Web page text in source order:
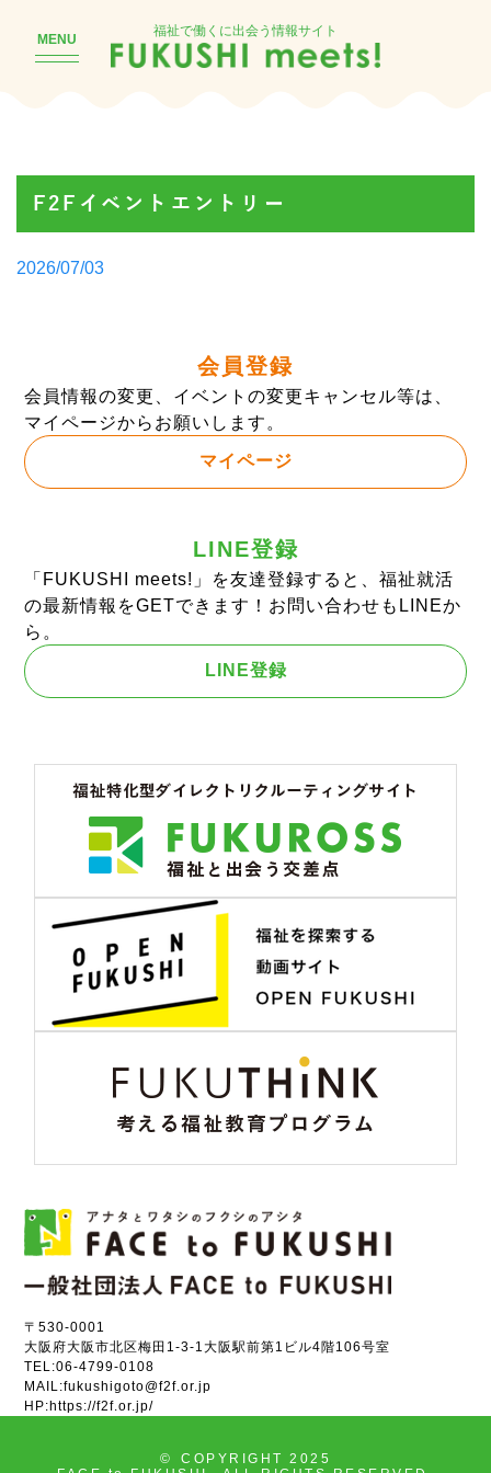
MENU
福祉で働くに出会う情報サイト
F2Fイベントエントリー
Posted
2026/07/03
会員登録
会員情報の変更、イベントの変更キャンセル等は、
マイページからお願いします。
マイページ
LINE登録
「FUKUSHI meets!」を友達登録すると、福祉就活
の最新情報をGETできます！お問い合わせもLINEか
ら。
LINE登録
〒530-0001
大阪府大阪市北区梅田1-3-1大阪駅前第1ビル4階106号室
TEL:06-4799-0108
MAIL:fukushigoto@f2f.or.jp
HP:https://f2f.or.jp/
©
COPYRIGHT 2025